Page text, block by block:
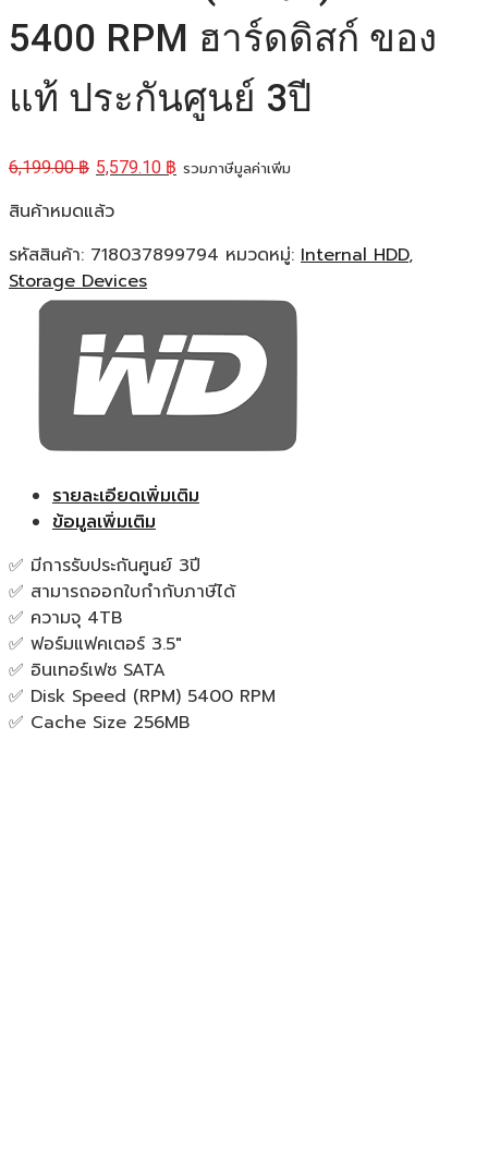
5400 RPM ฮาร์ดดิสก์ ของ
แท้ ประกันศูนย์ 3ปี
6,199.00฿ 5,579.10 ฿ รวมภาษีมูลค่าเพิ่ม
สินค้าหมดแล้ว
รหัสสินค้า: 718037899794 หมวดหมู่: Internal HDD,
Storage Devices
รายละเอียดเพิ่มเติม
ข้อมูลเพิ่มเติม
✅ มีการรับประกันศูนย์ 3ปี
✅ สามารถออกใบกำกับภาษีได้
✅ ความจุ 4TB
✅ ฟอร์มแฟคเตอร์ 3.5″
✅ อินเทอร์เฟซ SATA
✅ Disk Speed (RPM) 5400 RPM
✅ Cache Size 256MB